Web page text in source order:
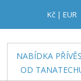
Kč | EUR
NABÍDKA
OD